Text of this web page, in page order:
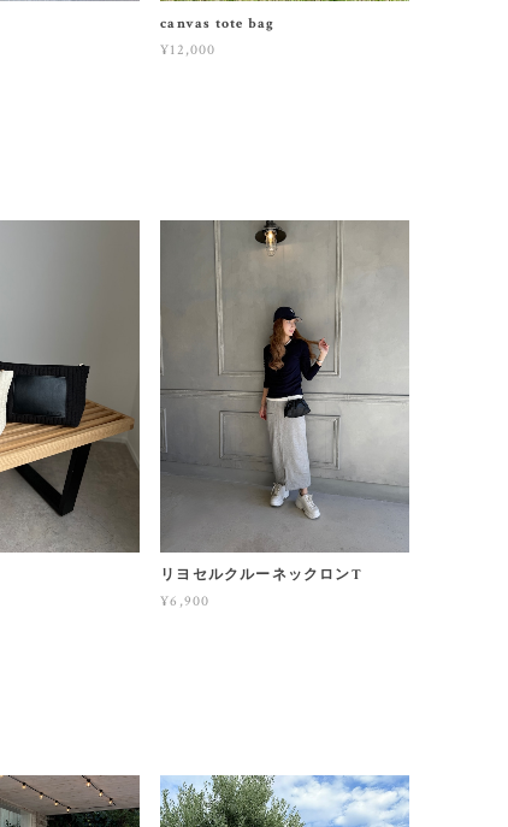
canvas tote bag
¥12,000
リヨセルクルーネックロンT
¥6,900